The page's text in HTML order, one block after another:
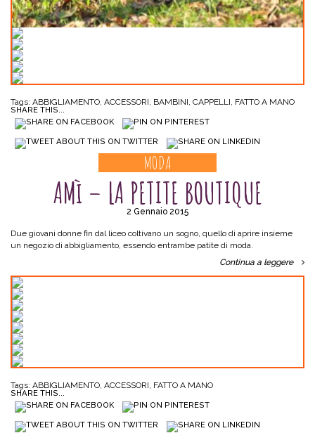
Tags: ABBIGLIAMENTO ACCESSORI BAMBINI CAPPELLI FATTO A MANO
SHARE THIS...
MODA
AMì – LA PETITE BOUTIQUE
2 Gennaio 2015
Due giovani donne fin dal liceo coltivano un sogno, quello di aprire insieme
un negozio di abbigliamento, essendo entrambe patite di moda.
Continua a leggere
Tags: ABBIGLIAMENTO, ACCESSORI, FATTO A MANO
SHARE THIS...